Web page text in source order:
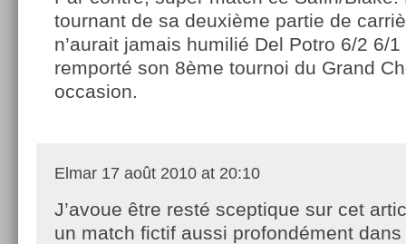
tournant de sa deuxième partie de
n’aurait jamais humilié Del Potro 6/2 6/
remporté son 8ème tournoi du Grand
occasion.
Elmar 17 août 2010 at 20:10
J’avoue être resté sceptique sur cet
un match fictif aussi profondément